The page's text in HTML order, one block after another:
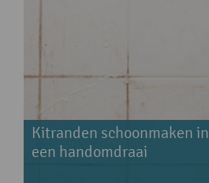
Kitranden schoonmaken in
een handomdraai